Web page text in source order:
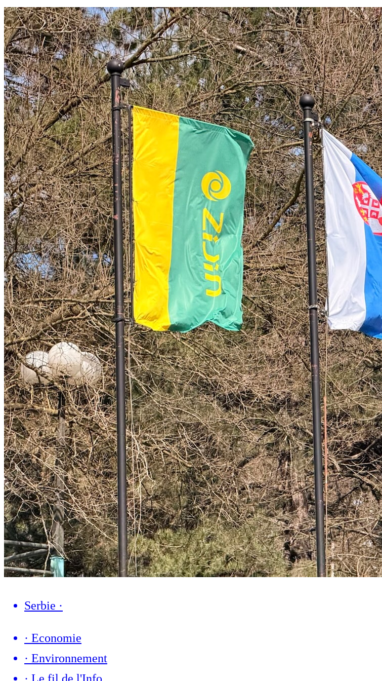
Serbie ·
· Economie
· Environnement